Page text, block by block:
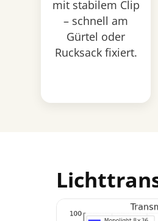
mit stabilem Clip
– schnell am
Gürtel oder
Rucksack fixiert.